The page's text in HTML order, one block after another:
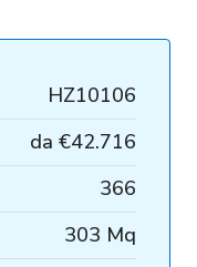
HZ10106
da €42.716
366
303 Mq